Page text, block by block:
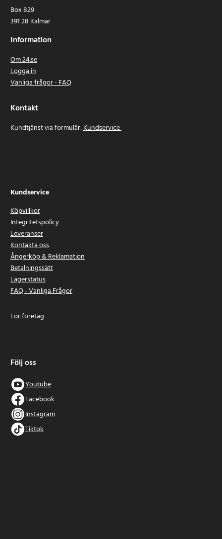
Box 829
391 28 Kalmar
Information
Om 24.se
Logga in
Vanliga frågor - FAQ
Kontakt
Kundtjänst via formulär:Kundservice
Kundservice
Köpvillkor
Integritetspolicy
Leveranser
Kontakta oss
Ångerköp & Reklamation
Betalningssätt
Lagerstatus
FAQ - Vanliga Frågor
För företag
Följ oss
Youtube
Facebook
Instagram
Tiktok